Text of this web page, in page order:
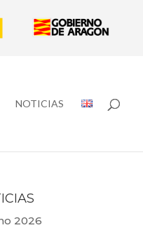
NOTICIAS
2026